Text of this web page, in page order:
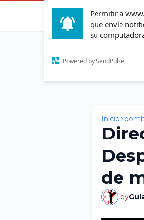
Permitir a
que envíe
su
Powered by SendPulse
Inicio
de
by